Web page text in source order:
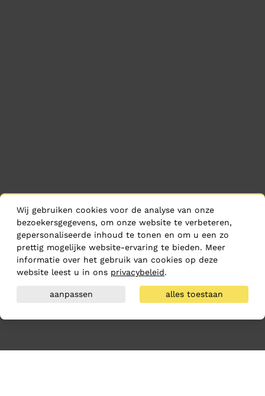
Wij gebruiken cookies voor de analyse van onze
bezoekersgegevens, om onze website te verbeteren,
gepersonaliseerde inhoud te tonen en om u een zo
prettig mogelijke website-ervaring te bieden. Meer
informatie over het gebruik van cookies op deze
website leest u in ons privacybeleid.
aanpassen alles toestaan